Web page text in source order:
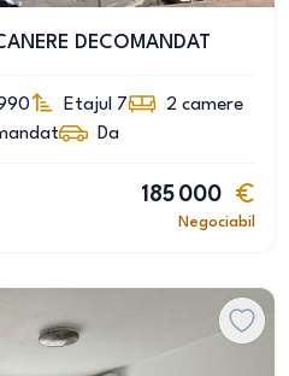
DECOMANDAT
Etajul 7 2 camere
Da
185 000
Negociabil